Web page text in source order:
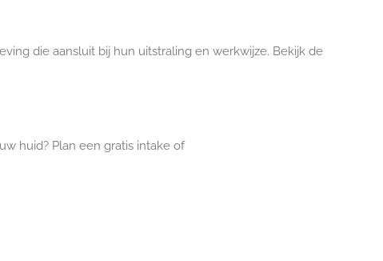
die aansluit bij hun uitstraling en werkwijze. Bekijk de
huid? Plan een gratis intake of